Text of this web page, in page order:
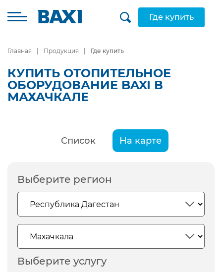
Где купить
Главная Продукция Где купить
КУПИТЬ ОТОПИТЕЛЬНОЕ
ОБОРУДОВАНИЕ BAXI В
МАХАЧКАЛЕ
Список На карте
Выберите регион
Выберите услугу